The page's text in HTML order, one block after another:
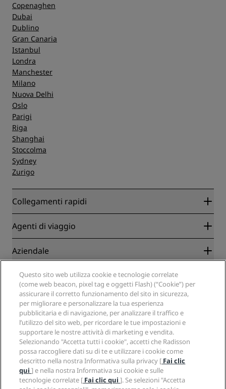
Copenaghen
Dubai
Dublino
Gran Canaria
Istanbul
Londra
Manchester
Milano
Nuova Delhi
Oslo
Parigi
Riga
Shanghai
Stoccolma
Sydney
Zurigo
Collegamenti rapidi
Radisson Rewards
Blog
Destinazioni
APP Radisson Hotels
Hotel Approvati per sport
Hotel per famiglie
Salute e sicurezza
Agenti di viaggio
Partner
Agenti di viaggio
Aziendale
Radisson Hotel Group
Media
Opportunità di lavoro in RHG
Opportunità di lavoro in PPHE
Opportunità di lavoro in EHL
The Club by RHG
Opportunità di sviluppo
Responsible Business
Approvvigionamento
Note legali
Centro sulla privacy
Note legali
Termini e condizioni di Radisson Rewards
Termini e condizioni di utilizzo del sito
Accessibilità digitale
Dichiarazione sulla schiavitù moderna
Aiuto
Avvisi per i consumatori
Contatti
Domande frequenti
Mappa del sito
Social media
Marchi Radisson Hotels
Questo sito web utilizza cookie e tecnologie correlate
(come web beacon, pixel tag e oggetti Flash) (“Cookie”) per
assicurare il corretto funzionamento del sito in sicurezza,
per migliorare e personalizzare la tua esperienza
pubblicitaria e di navigazione, per analizzare il traffico e
l’utilizzo del sito web, per ricordare le tue impostazioni e
supportare le nostre attività di marketing e vendita.
Selezionando "Accetta tutti i cookie", accetti che Radisson
possa raccogliere dati su di te e utilizzare i cookie come
descritto nella nostra Informativa sulla privacy [ Fai clic
qui] e nella nostra Informativa sui cookie e sulle
tecnologie correlate [ Fai clic qui]. Se selezioni "Accetta